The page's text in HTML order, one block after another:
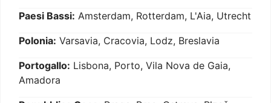
Paesi Bassi: Amsterdam, Rotterdam, L'Aia, Utrecht
Polonia: Varsavia, Cracovia, Lodz, Breslavia
Portogallo: Lisbona, Porto, Vila Nova de Gaia,
Amadora